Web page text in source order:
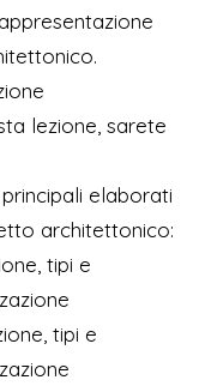
lezione, sarete
elaborati
architettonico:
tipi e
tipi e